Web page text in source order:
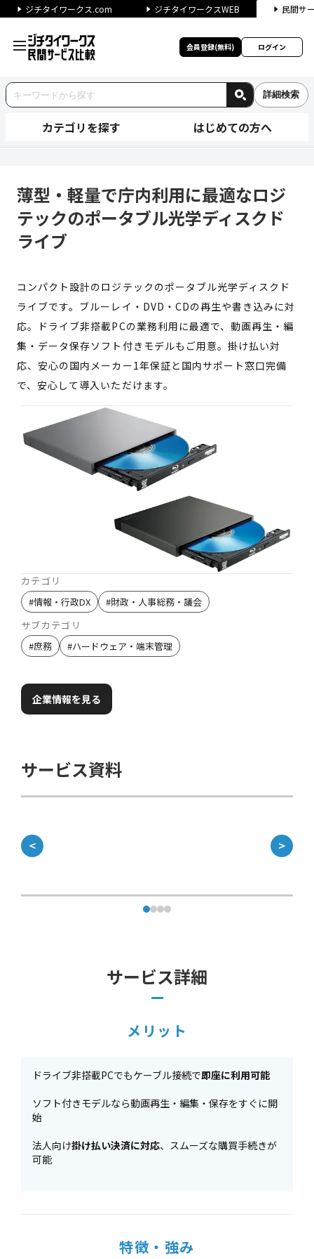
ジチタイワークス.com ジチタイワークスWEB 民間サ
会員登録(無料) ログイン
詳細検索
カテゴリを探す はじめての方へ
薄型・軽量で庁内利用に最適なロジ
テックのポータブル光学ディスクド
ライブ
コンパクト設計のロジテックのポータブル光学ディスクド
ライブです。ブルーレイ・DVD・CDの再生や書き込みに対
応。ドライブ非搭載PCの業務利用に最適で、動画再生・編
集・データ保存ソフト付きモデルもご用意。掛け払い対
応、安心の国内メーカー1年保証と国内サポート窓口完備
で、安心して導入いただけます。
カテゴリ
#情報・行政DX #財政・人事総務・議会
サブカテゴリ
#庶務 #ハードウェア・端末管理
企業情報を見る
サービス資料
＜ ＞
サービス詳細
メリット
ドライブ非搭載PCでもケーブル接続で即座に利用可能
ソフト付きモデルなら動画再生・編集・保存をすぐに開
始
法人向け掛け払い決済に対応、スムーズな購買手続きが
可能
特徴・強み